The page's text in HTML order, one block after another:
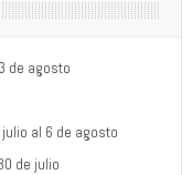
de agosto
al 6 de agosto
de julio